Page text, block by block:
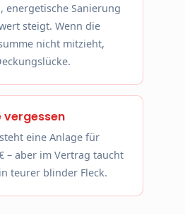
energetische Sanierung
steigt. Wenn die
nicht mitzieht,
vergessen
eine Anlage für
– aber im Vertrag taucht
teurer blinder Fleck.